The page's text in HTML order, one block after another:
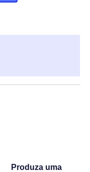
Produza uma